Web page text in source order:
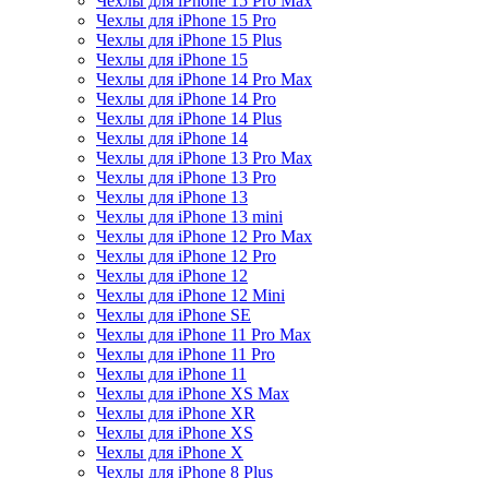
Чехлы для iPhone 15 Pro
Чехлы для iPhone 15 Plus
Чехлы для iPhone 15
Чехлы для iPhone 14 Pro Max
Чехлы для iPhone 14 Pro
Чехлы для iPhone 14 Plus
Чехлы для iPhone 14
Чехлы для iPhone 13 Pro Max
Чехлы для iPhone 13 Pro
Чехлы для iPhone 13
Чехлы для iPhone 13 mini
Чехлы для iPhone 12 Pro Max
Чехлы для iPhone 12 Pro
Чехлы для iPhone 12
Чехлы для iPhone 12 Mini
Чехлы для iPhone SE
Чехлы для iPhone 11 Pro Max
Чехлы для iPhone 11 Pro
Чехлы для iPhone 11
Чехлы для iPhone XS Max
Чехлы для iPhone XR
Чехлы для iPhone XS
Чехлы для iPhone X
Чехлы для iPhone 8 Plus